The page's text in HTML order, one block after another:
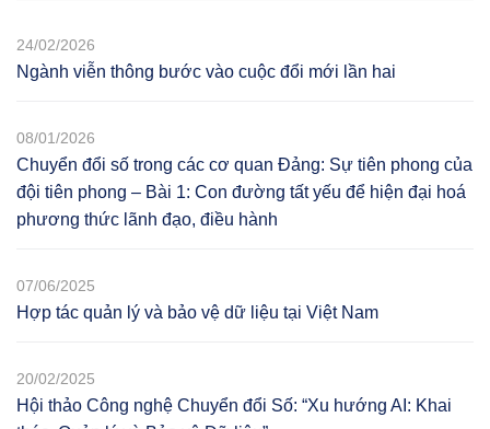
24/02/2026
Ngành viễn thông bước vào cuộc đổi mới lần hai
08/01/2026
Chuyển đổi số trong các cơ quan Đảng: Sự tiên phong của
đội tiên phong – Bài 1: Con đường tất yếu để hiện đại hoá
phương thức lãnh đạo, điều hành
07/06/2025
Hợp tác quản lý và bảo vệ dữ liệu tại Việt Nam
20/02/2025
Hội thảo Công nghệ Chuyển đổi Số: “Xu hướng AI: Khai